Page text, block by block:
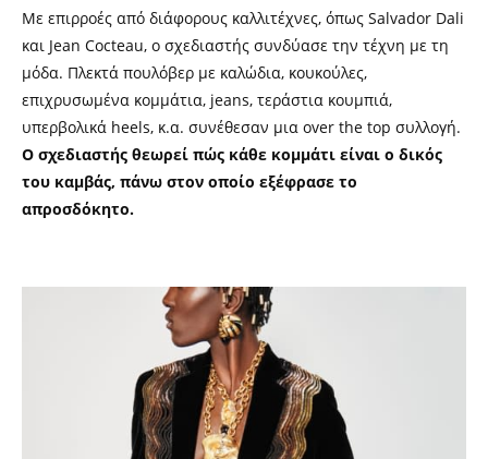
Με επιρροές από διάφορους καλλιτέχνες, όπως Salvador Dali
και Jean Cocteau, ο σχεδιαστής συνδύασε την τέχνη με τη
μόδα. Πλεκτά πουλόβερ με καλώδια, κουκούλες,
επιχρυσωμένα κομμάτια, jeans, τεράστια κουμπιά,
υπερβολικά heels, κ.α. συνέθεσαν μια over the top συλλογή.
Ο σχεδιαστής θεωρεί πώς κάθε κομμάτι είναι ο δικός
του καμβάς, πάνω στον οποίο εξέφρασε το
απροσδόκητο.